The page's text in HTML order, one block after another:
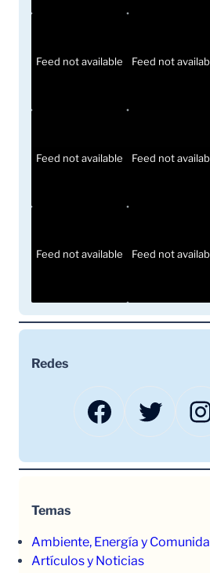
Feed not available Feed not
Feed not available Feed not
Feed not available Feed not
Redes
Facebook Twitter
Temas
Ambiente, Energía y
Artículos y Noticias